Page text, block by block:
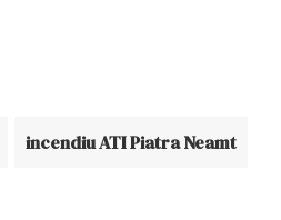
incendiu ATI Piatra Neamt